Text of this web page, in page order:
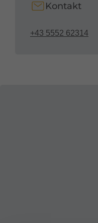
Kontakt
+43 5552 62314